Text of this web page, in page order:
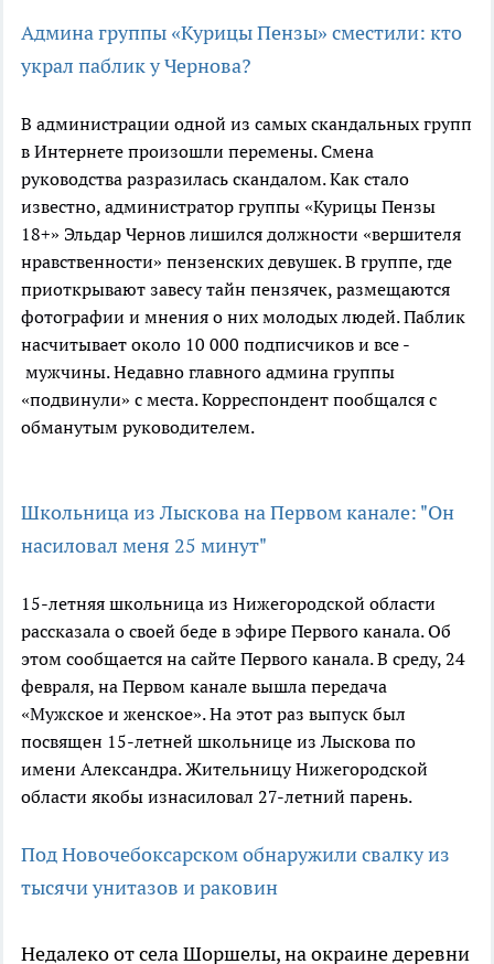
Админа группы «Курицы Пензы» сместили: кто
украл паблик у Чернова?
В администрации одной из самых скандальных групп
в Интернете произошли перемены. Смена
руководства разразилась скандалом. Как стало
известно, администратор группы «Курицы Пензы
18+» Эльдар Чернов лишился должности «вершителя
нравственности» пензенских девушек. В группе, где
приоткрывают завесу тайн пензячек, размещаются
фотографии и мнения о них молодых людей. Паблик
насчитывает около 10 000 подписчиков и все -
мужчины. Недавно главного админа группы
«подвинули» с места. Корреспондент пообщался с
обманутым руководителем.
Школьница из Лыскова на Первом канале: "Он
насиловал меня 25 минут"
15-летняя школьница из Нижегородской области
рассказала о своей беде в эфире Первого канала. Об
этом сообщается на сайте Первого канала. В среду, 24
февраля, на Первом канале вышла передача
«Мужское и женское». На этот раз выпуск был
посвящен 15-летней школьнице из Лыскова по
имени Александра. Жительницу Нижегородской
области якобы изнасиловал 27-летний парень.
Под Новочебоксарском обнаружили свалку из
тысячи унитазов и раковин
Недалеко от села Шоршелы, на окраине деревни